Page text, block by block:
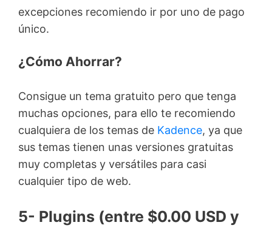
excepciones recomiendo ir por uno de pago
único.
¿Cómo Ahorrar?
Consigue un tema gratuito pero que tenga
muchas opciones, para ello te recomiendo
cualquiera de los temas de Kadence, ya que
sus temas tienen unas versiones gratuitas
muy completas y versátiles para casi
cualquier tipo de web.
5- Plugins (entre $0.00 USD y